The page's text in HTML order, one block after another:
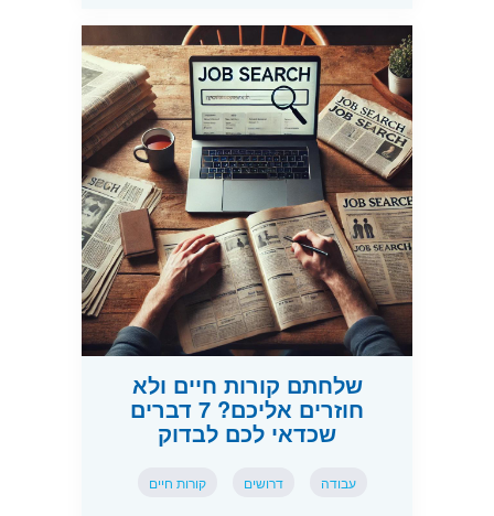
שלחתם קורות חיים ולא
חוזרים אליכם? 7 דברים
שכדאי לכם לבדוק
עבודה דרושים קורות חיים